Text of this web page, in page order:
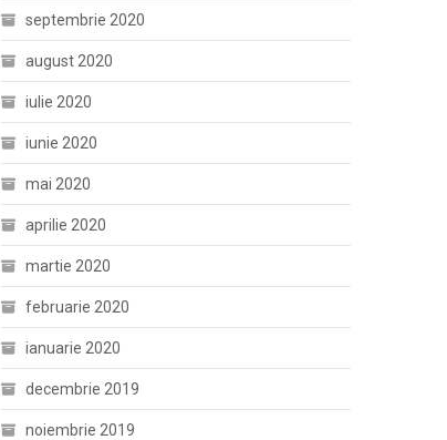
septembrie 2020
august 2020
iulie 2020
iunie 2020
mai 2020
aprilie 2020
martie 2020
februarie 2020
ianuarie 2020
decembrie 2019
noiembrie 2019